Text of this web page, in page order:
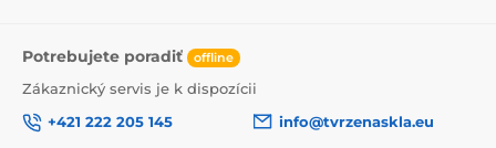
Potrebujete poradiť offline
Zákaznický servis je k dispozícii
+421 222 205 145
info@tvrzenaskla.eu